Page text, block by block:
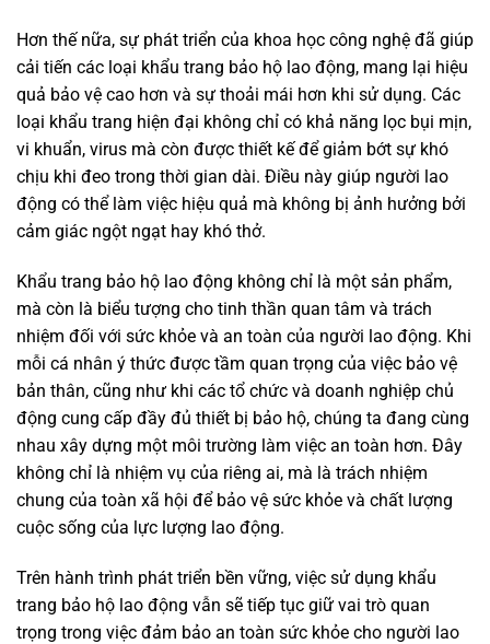
Hơn thế nữa, sự phát triển của khoa học công nghệ đã giúp
cải tiến các loại khẩu trang bảo hộ lao động, mang lại hiệu
quả bảo vệ cao hơn và sự thoải mái hơn khi sử dụng. Các
loại khẩu trang hiện đại không chỉ có khả năng lọc bụi mịn,
vi khuẩn, virus mà còn được thiết kế để giảm bớt sự khó
chịu khi đeo trong thời gian dài. Điều này giúp người lao
động có thể làm việc hiệu quả mà không bị ảnh hưởng bởi
cảm giác ngột ngạt hay khó thở.
Khẩu trang bảo hộ lao động không chỉ là một sản phẩm,
mà còn là biểu tượng cho tinh thần quan tâm và trách
nhiệm đối với sức khỏe và an toàn của người lao động. Khi
mỗi cá nhân ý thức được tầm quan trọng của việc bảo vệ
bản thân, cũng như khi các tổ chức và doanh nghiệp chủ
động cung cấp đầy đủ thiết bị bảo hộ, chúng ta đang cùng
nhau xây dựng một môi trường làm việc an toàn hơn. Đây
không chỉ là nhiệm vụ của riêng ai, mà là trách nhiệm
chung của toàn xã hội để bảo vệ sức khỏe và chất lượng
cuộc sống của lực lượng lao động.
Trên hành trình phát triển bền vững, việc sử dụng khẩu
trang bảo hộ lao động vẫn sẽ tiếp tục giữ vai trò quan
trọng trong việc đảm bảo an toàn sức khỏe cho người lao